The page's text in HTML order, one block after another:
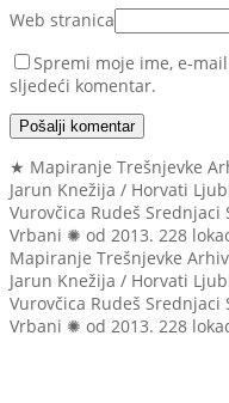
Web stranica
Spremi moje ime, e-
sljedeći komentar.
Pošalji komentar
★ Mapiranje Trešnjevke
Jarun Knežija / Horvati
Vurovčica Rudeš Srednjaci
Vrbani ✺ od 2013. 228
Mapiranje Trešnjevke
Jarun Knežija / Horvati
Vurovčica Rudeš Srednjaci
Vrbani ✺ od 2013. 228